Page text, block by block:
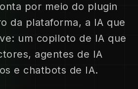
por meio do plugin
da plataforma, a IA que
um copiloto de IA que
agentes de IA
e chatbots de IA.